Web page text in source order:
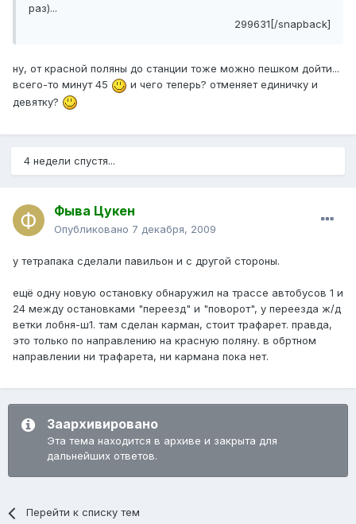
раз)...
299631[/snapback]
ну, от красной поляны до станции тоже можно пешком дойти...
всего-то минут 45
и чего теперь? отменяет единичку и
девятку?
4 недели спустя...
Фыва Цукен
Опубликовано 7 декабря, 2009
у тетрапака сделали павильон и с другой стороны.
ещё одну новую остановку обнаружил на трассе автобусов 1 и
24 между остановками "переезд" и "поворот", у переезда ж/д
ветки лобня-ш1. там сделан карман, стоит трафарет. правда,
это только по направлению на красную поляну. в обртном
направлении ни трафарета, ни кармана пока нет.
Заархивировано
Эта тема находится в архиве и закрыта для
дальнейших ответов.
Перейти к списку тем